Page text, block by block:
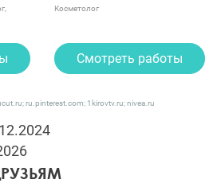
Косметолог
Смотреть работы
ru.pinterest.com; 1kirovtv.ru; nivea.ru